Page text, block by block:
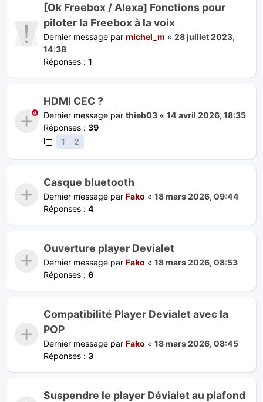
[Ok Freebox / Alexa] Fonctions pour
piloter la Freebox à la voix
Dernier message par michel_m « 28 juillet 2023,
14:38
Réponses : 1
HDMI CEC ?
Dernier message par thieb03 « 14 avril 2026, 18:35
Réponses : 39
1
2
Casque bluetooth
Dernier message par Fako « 18 mars 2026, 09:44
Réponses : 4
Ouverture player Devialet
Dernier message par Fako « 18 mars 2026, 08:53
Réponses : 6
Compatibilité Player Devialet avec la
POP
Dernier message par Fako « 18 mars 2026, 08:45
Réponses : 3
Suspendre le player Dévialet au plafond